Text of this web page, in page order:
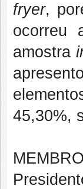
fryer,
ocorreu
amostra
45,30%,